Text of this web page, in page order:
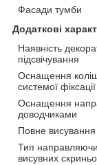
Фасади тумби
Додаткові
Наявність
підсвічування
Оснащення
системої фіксації
Оснащення
доводчиками
Повне висування
Тип
висувних